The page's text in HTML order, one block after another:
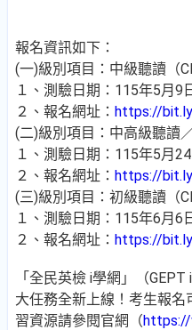
報名資訊如下：
(一)級別項目：中級聽讀（
１、測驗日期：115年5月9
２、報名網址： https://
(二)級別項目：中高級聽讀
１、測驗日期：115年5月24
２、報名網址： https://
(三)級別項目：初級聽讀（
１、測驗日期：115年6月6
２、報名網址： https://
「全民英檢 i學網」（
大任務全新上線！考生報
習資源請參閱官網（https://